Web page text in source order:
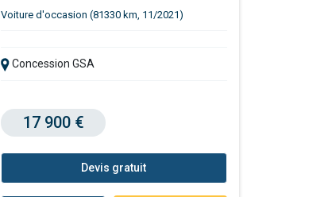
Voiture d'occasion (81330 km, 11/2021)
Concession GSA
17 900 €
Devis gratuit